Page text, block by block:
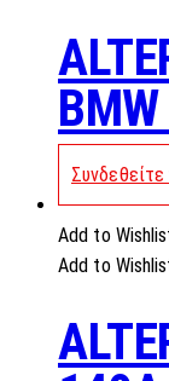
Συνδεθείτε
Add to
Add to